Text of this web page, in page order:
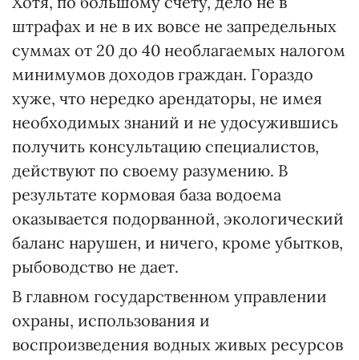
штрафах и не в их вовсе не запредельных
суммах от 20 до 40 необлагаемых налогом
минимумов доходов граждан. Гораздо
хуже, что нередко арендаторы, не имея
необходимых знаний и не удосужившись
получить консультацию специалистов,
действуют по своему разумению. В
результате кормовая база водоема
оказывается подорванной, экологический
баланс нарушен, и ничего, кроме убытков,
рыбоводство не дает.
В главном государственном управлении
охраны, использования и
воспроизведения водных живых ресурсов